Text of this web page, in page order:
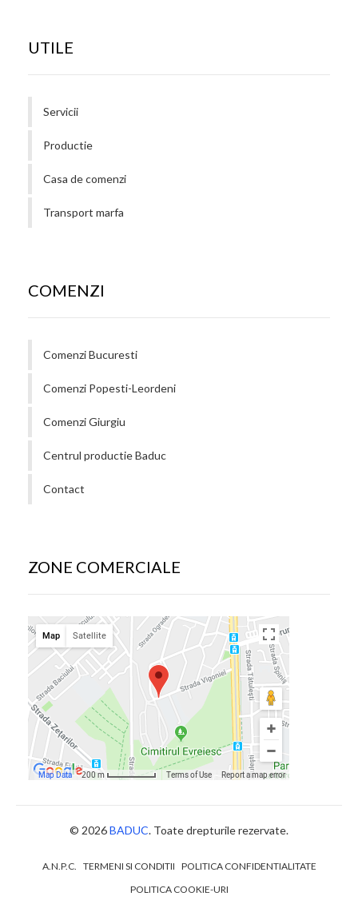
UTILE
Servicii
Productie
Casa de comenzi
Transport marfa
COMENZI
Comenzi Bucuresti
Comenzi Popesti-Leordeni
Comenzi Giurgiu
Centrul productie Baduc
Contact
ZONE COMERCIALE
© 2026BADUC. Toate drepturile rezervate.
A.N.P.C. TERMENI SI CONDITII POLITICA CONFIDENTIALITATE
POLITICA COOKIE-URI